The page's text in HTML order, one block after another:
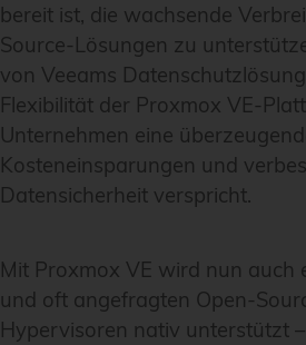
bereit ist, die wachsende
Source-Lösungen zu
von Veeams
Flexibilität der Proxmox VE-
Unternehmen eine
Kosteneinsparungen und
Datensicherheit verspricht.
Mit Proxmox VE wird nun auch
und oft angefragten Open-
Hypervisoren nativ unterstützt